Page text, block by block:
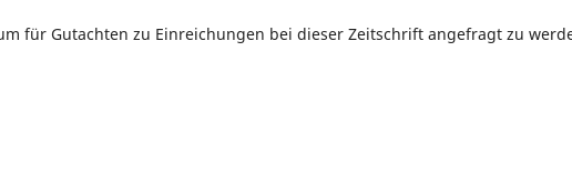
für Gutachten zu Einreichungen bei dieser Zeitschrift angefragt zu